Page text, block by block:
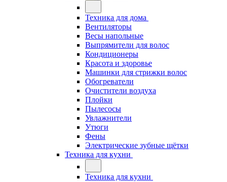
Техника для дома
Вентиляторы
Весы напольные
Выпрямители для волос
Кондиционеры
Красота и здоровье
Машинки для стрижки волос
Обогреватели
Очистители воздуха
Плойки
Пылесосы
Увлажнители
Утюги
Фены
Электрические зубные щётки
Техника для кухни
Техника для кухни